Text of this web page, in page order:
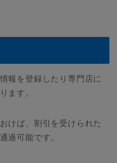
報を登録したり専門店に
ます。
けば、割引を受けられた
過可能です。